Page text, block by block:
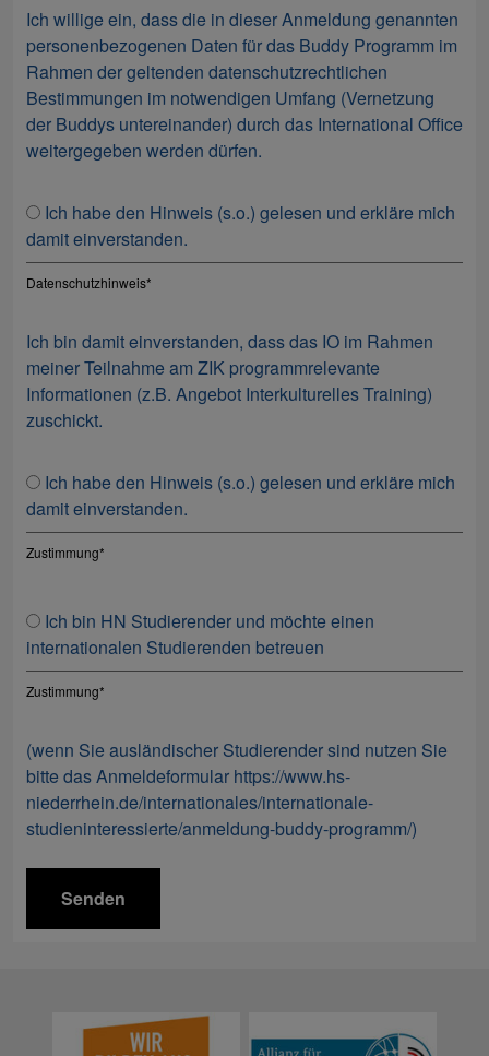
Ich willige ein, dass die in dieser Anmeldung genannten
personenbezogenen Daten für das Buddy Programm im
Rahmen der geltenden datenschutzrechtlichen
Bestimmungen im notwendigen Umfang (Vernetzung
der Buddys untereinander) durch das International Office
weitergegeben werden dürfen.
Datenschutzhinweis*
damit einverstanden.
Ich bin damit einverstanden, dass das IO im Rahmen
meiner Teilnahme am ZIK programmrelevante
Informationen (z.B. Angebot Interkulturelles Training)
zuschickt.
Zustimmung*
damit einverstanden.
Zustimmung*
internationalen Studierenden betreuen
(wenn Sie ausländischer Studierender sind nutzen Sie
bitte das Anmeldeformular https://www.hs-
niederrhein.de/internationales/internationale-
studieninteressierte/anmeldung-buddy-programm/)